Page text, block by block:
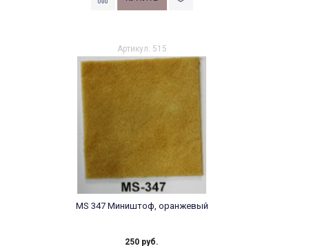
Артикул: 515
MS 347 Миништоф, оранжевый
250 руб.